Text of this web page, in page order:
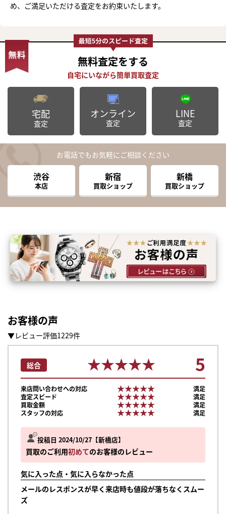
め、ご満足いただける査定をお約束いたします。
無料査定をする
宅配
査定
オンライン
査定
LINE
査定
お電話でもお気軽にご相談ください
渋谷
本店
新宿
買取ショップ
新橋
買取ショップ
お客様の声
▼レビュー評価1229件
投稿日 2024/10/27 新橋店
買取のご利用初めてのお客様のレビュー
気に入った点・気に入らなかった点
メールのレスポンスが早く来店時も値段が落ちなくスムー
ズ
総合 ★★★★★
★★★★★ 5
来店問い合わせへの対応 ★★★★★
★★★★★
満足
査定スピード
★★★★★
★★★★★
満足
買取金額
★★★★★
★★★★★
満足
スタッフの対応
★★★★★
★★★★★ 満足